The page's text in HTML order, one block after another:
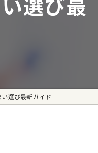
選び最
選び最新ガイド